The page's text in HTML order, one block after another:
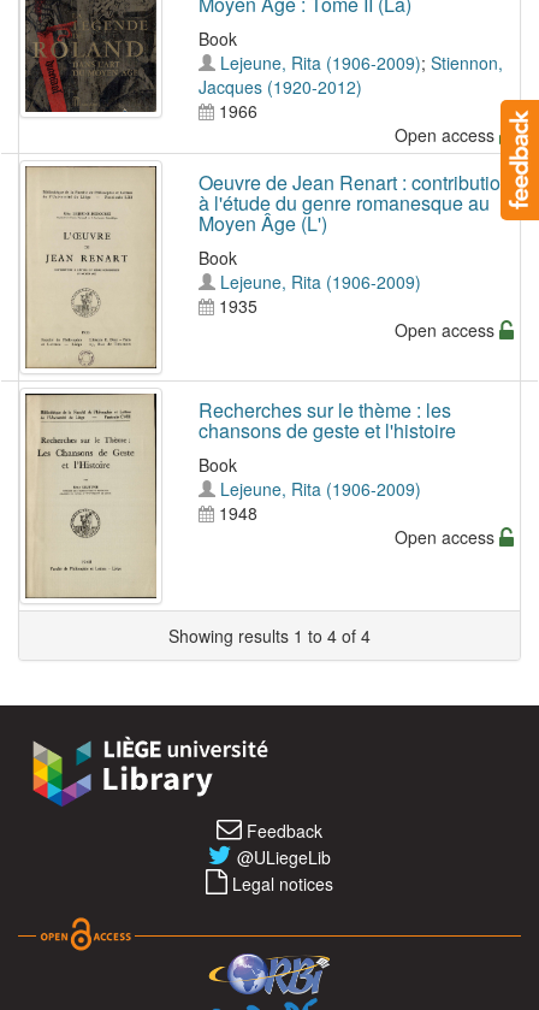
Book
Lejeune, Rita (1906-2009); Stiennon,
Jacques (1920-2012)
1966
Open access
Oeuvre de Jean Renart : contribution
à l'étude du genre romanesque au
Moyen Âge (L')
Book
Lejeune, Rita (1906-2009)
1935
Open access
Recherches sur le thème : les
chansons de geste et l'histoire
Book
Lejeune, Rita (1906-2009)
1948
Open access
Showing results 1 to 4 of 4
Feedback
@ULiegeLib
Legal notices